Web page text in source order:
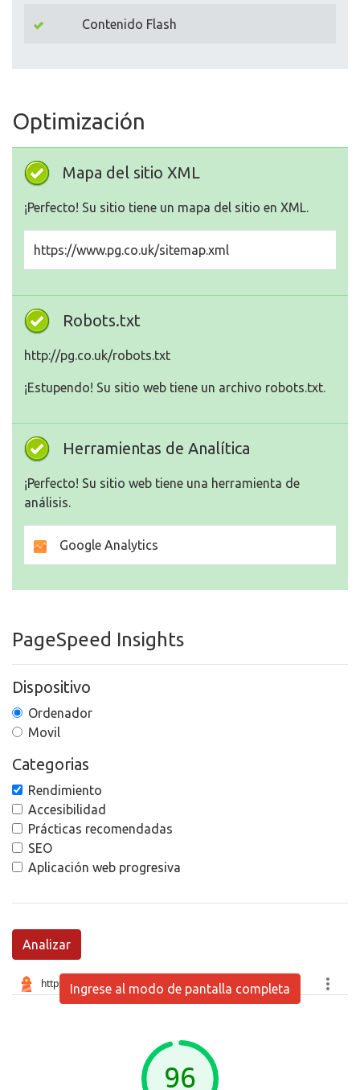
Contenido Flash
Optimización
Mapa del sitio XML
¡Perfecto! Su sitio tiene un mapa del sitio en XML.
https://www.pg.co.uk/sitemap.xml
Robots.txt
http://pg.co.uk/robots.txt
¡Estupendo! Su sitio web tiene un archivo robots.txt.
Herramientas de Analítica
¡Perfecto! Su sitio web tiene una herramienta de
análisis.
Google Analytics
PageSpeed Insights
Dispositivo
Ordenador
Movil
Categorias
Rendimiento
Accesibilidad
Prácticas recomendadas
SEO
Aplicación web progresiva
Analizar
Ingrese al modo de pantalla completa